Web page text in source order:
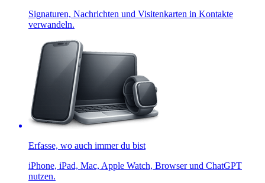
Signaturen, Nachrichten und Visitenkarten in Kontakte
verwandeln.
Erfasse, wo auch immer du bist
iPhone, iPad, Mac, Apple Watch, Browser und ChatGPT
nutzen.